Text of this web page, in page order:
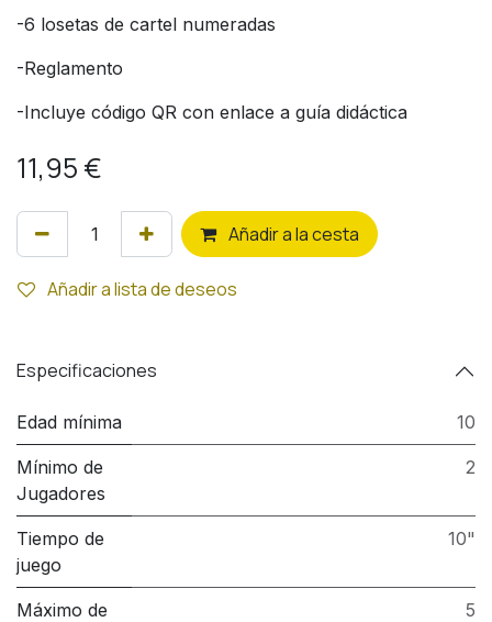
-6 losetas de cartel numeradas
-Reglamento
-Incluye código QR con enlace a guía didáctica
11,95 €
Añadir a la cesta
Añadir a lista de deseos
Especificaciones
Edad mínima 10
Mínimo de
Jugadores
2
Tiempo de
juego
10"
Máximo de
5